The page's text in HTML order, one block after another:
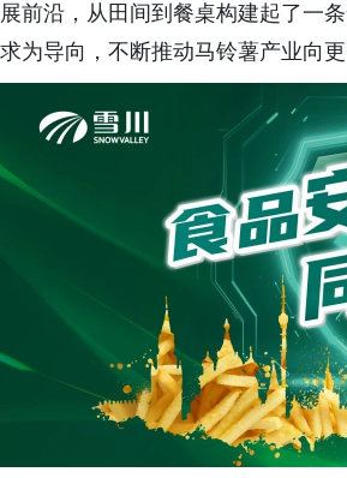
展前沿，从田间到餐桌构建起了一
求为导向，不断推动马铃薯产业向